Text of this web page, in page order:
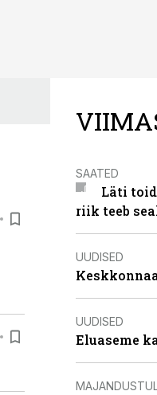
SAATED
Läti
riik teeb
UUDISED
UUDISED
Eluaseme